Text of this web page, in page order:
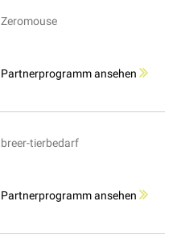
Zeromouse
Partnerprogramm ansehen
breer-tierbedarf
Partnerprogramm ansehen